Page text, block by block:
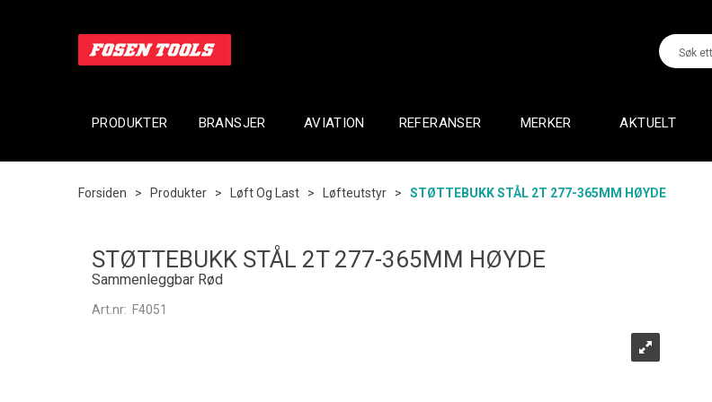
PRODUKTER BRANSJER AVIATION REFERANSER MERKER AKTUELT
Forsiden > Produkter > Løft Og Last > Løfteutstyr > STØTTEBUKK STÅL 2T 277-365MM HØYDE
STØTTEBUKK STÅL 2T 277-365MM HØYDE
Sammenleggbar Rød
Art.nr: F4051